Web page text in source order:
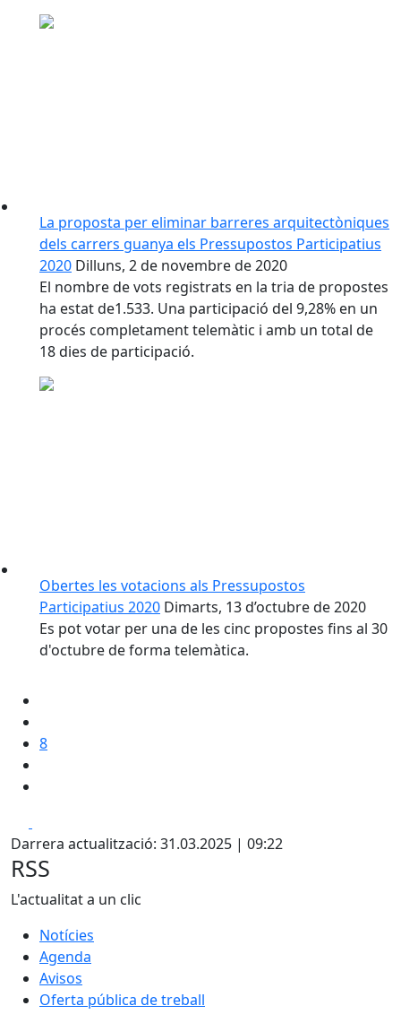
La proposta per eliminar barreres arquitectòniques
dels carrers guanya els Pressupostos Participatius
2020 Dilluns, 2 de novembre de 2020
El nombre de vots registrats en la tria de propostes
ha estat de1.533. Una participació del 9,28% en un
procés completament telemàtic i amb un total de
18 dies de participació.
Obertes les votacions als Pressupostos
Participatius 2020 Dimarts, 13 d’octubre de 2020
Es pot votar per una de les cinc propostes fins al 30
d'octubre de forma telemàtica.
8
Darrera actualització: 31.03.2025 | 09:22
RSS
L'actualitat a un clic
Notícies
Agenda
Avisos
Oferta pública de treball